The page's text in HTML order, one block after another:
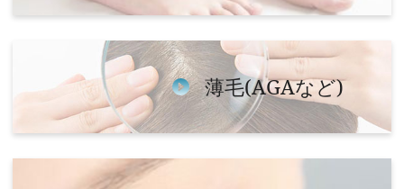
薄毛(AGAなど)